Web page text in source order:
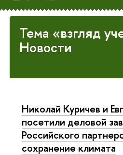
Тема «взгляд
Новости
Николай Куричев и
посетили деловой
Российского
сохранение климата